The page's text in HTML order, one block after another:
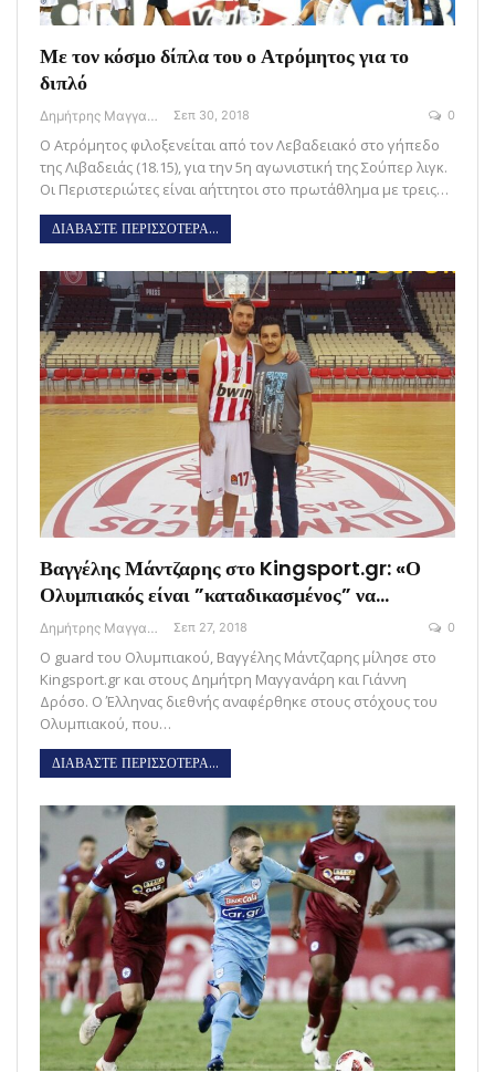
Με τον κόσμο δίπλα του ο Ατρόμητος για το
διπλό
Δημήτρης Μαγγανάρης Σεπ 30, 2018 0
Ο Ατρόμητος φιλοξενείται από τον Λεβαδειακό στο γήπεδο
της Λιβαδειάς (18.15), για την 5η αγωνιστική της Σούπερ λιγκ.
Οι Περιστεριώτες είναι αήττητοι στο πρωτάθλημα με τρεις…
ΔΙΑΒΑΣΤΕ ΠΕΡΙΣΣΟΤΕΡΑ...
Βαγγέλης Μάντζαρης στο Kingsport.gr: «Ο
Ολυμπιακός είναι ”καταδικασμένος” να…
Δημήτρης Μαγγανάρης Σεπ 27, 2018 0
Ο guard του Ολυμπιακού, Βαγγέλης Μάντζαρης μίλησε στο
Kingsport.gr και στους Δημήτρη Μαγγανάρη και Γιάννη
Δρόσο. Ο Έλληνας διεθνής αναφέρθηκε στους στόχους του
Ολυμπιακού, που…
ΔΙΑΒΑΣΤΕ ΠΕΡΙΣΣΟΤΕΡΑ...